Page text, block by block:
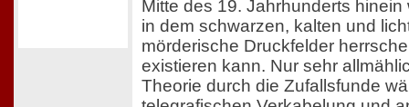
Mitte des 19. Jahrhunderts
in dem schwarzen, kalten und
mörderische Druckfelder
existieren kann. Nur sehr
Theorie durch die Zufallsfunde